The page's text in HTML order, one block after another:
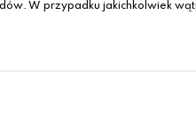
W przypadku jakichkolwiek